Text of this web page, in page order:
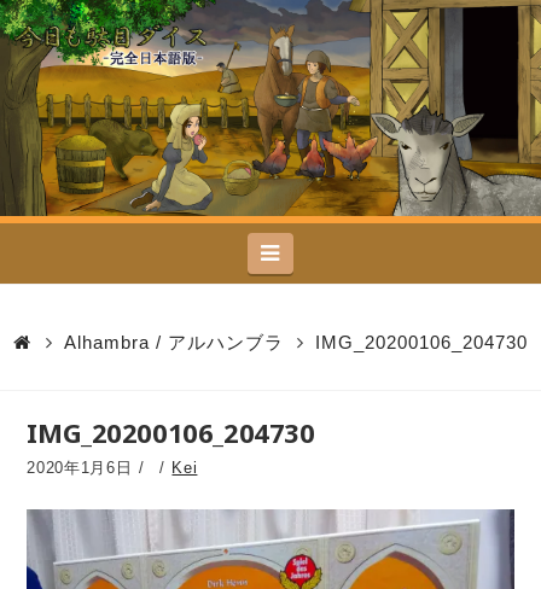
今
日
も
駄
目
ダ
イ
ス
Navigation
Alhambra / アルハンブラ IMG_20200106_204730
IMG_20200106_204730
2020年1月6日 Kei